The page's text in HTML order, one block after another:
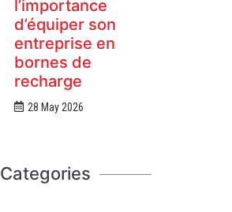
l’importance
d’équiper son
entreprise en
bornes de
recharge
28 May 2026
Categories